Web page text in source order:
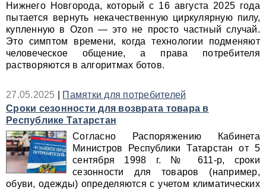
Нижнего Новгорода, который с 16 августа 2025 года
пытается вернуть некачественную циркулярную пилу,
купленную в Ozon — это не просто частный случай.
Это симптом времени, когда технологии подменяют
человеческое общение, а права потребителя
растворяются в алгоритмах ботов.
27.05.2025
Памятки для потребителей
Сроки сезонности для возврата товара в
Республике Татарстан
Согласно Распоряжению Кабинета
Министров Республики Татарстан от 5
сентября 1998 г. № 611-р, сроки
сезонности для товаров (например,
обуви, одежды) определяются с учетом климатических